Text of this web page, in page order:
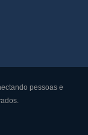
pessoas e